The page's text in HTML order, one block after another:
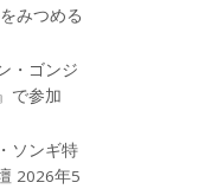
みつめる
・ゴンジ
で参加
ソンギ特
2026年5